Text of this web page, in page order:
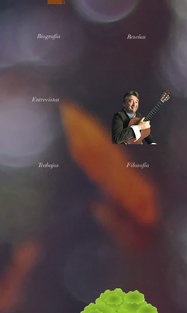
Biografía
Entrevistas
Trabajos
Reseñas
Filosofía